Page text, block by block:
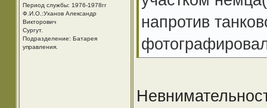
Период службы: 1976-1978гг
Ф.И.О.:Уханов Александр
Викторович
Cургут.
Подразделение: Батарея
управления.
напротив